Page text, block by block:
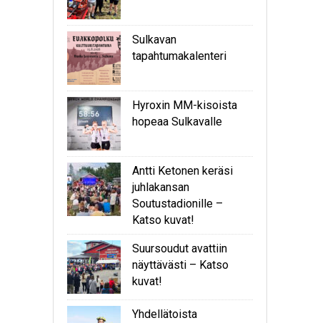
Sulkavan
tapahtumakalenteri
Hyroxin MM-kisoista
hopeaa Sulkavalle
Antti Ketonen keräsi
juhlakansan
Soutustadionille –
Katso kuvat!
Suursoudut avattiin
näyttävästi – Katso
kuvat!
Yhdellätoista